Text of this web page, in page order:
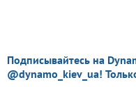
Подписывайтесь на
@dynamo_kiev_ua!